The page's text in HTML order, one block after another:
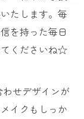
たします。毎
を持った毎日
てくださいね☆
せデザインが
イクもしっか